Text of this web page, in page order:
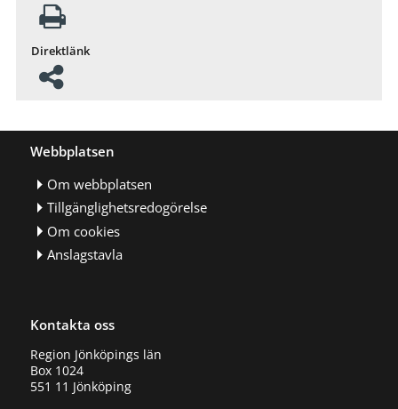
Direktlänk
Webbplatsen
Om webbplatsen
Tillgänglighetsredogörelse
Om cookies
Anslagstavla
Kontakta oss
Region Jönköpings län
Box 1024
551 11 Jönköping